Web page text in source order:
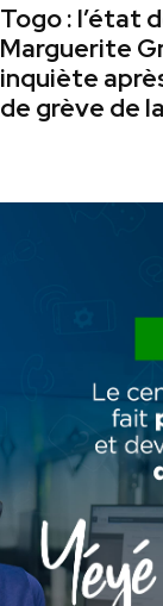
Togo : l’état
Marguerite
inquiète
de grève de